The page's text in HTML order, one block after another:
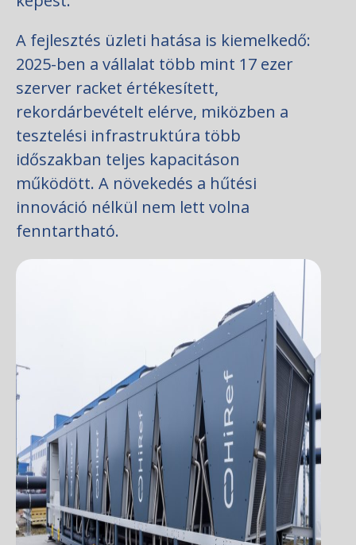
A fejlesztés üzleti hatása is kiemelkedő:
2025-ben a vállalat több mint 17 ezer
szerver racket értékesített,
rekordárbevételt elérve, miközben a
tesztelési infrastruktúra több
időszakban teljes kapacitáson
működött. A növekedés a hűtési
innováció nélkül nem lett volna
fenntartható.